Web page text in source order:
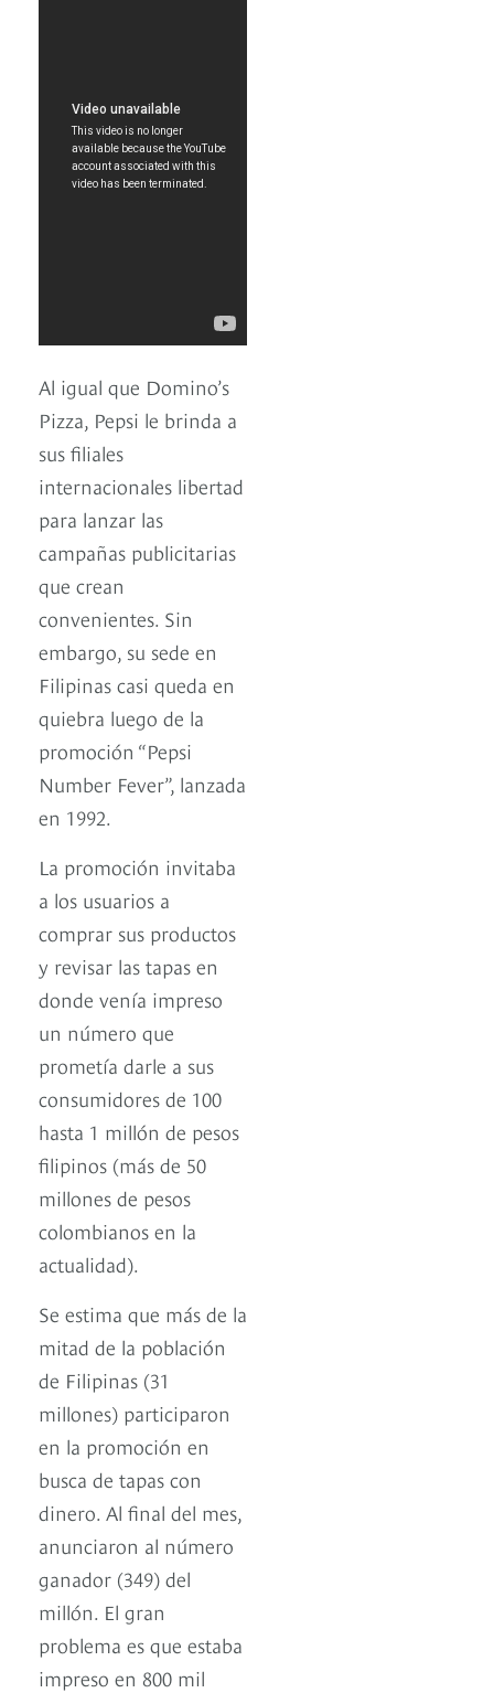
Al igual que Domino’s
Pizza, Pepsi le brinda a
sus filiales
internacionales libertad
para lanzar las
campañas publicitarias
que crean
convenientes. Sin
embargo, su sede en
Filipinas casi queda en
quiebra luego de la
promoción “Pepsi
Number Fever”, lanzada
en 1992.
La promoción invitaba
a los usuarios a
comprar sus productos
y revisar las tapas en
donde venía impreso
un número que
prometía darle a sus
consumidores de 100
hasta 1 millón de pesos
filipinos (más de 50
millones de pesos
colombianos en la
actualidad).
Se estima que más de la
mitad de la población
de Filipinas (31
millones) participaron
en la promoción en
busca de tapas con
dinero. Al final del mes,
anunciaron al número
ganador (349) del
millón. El gran
problema es que estaba
impreso en 800 mil